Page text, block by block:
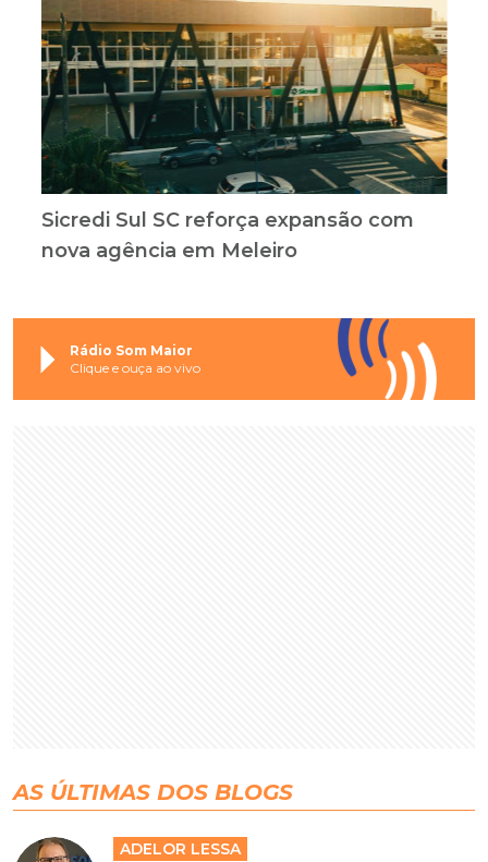
Sicredi Sul SC reforça expansão com
nova agência em Meleiro
Rádio Som Maior
Clique e ouça ao vivo
AS ÚLTIMAS DOS BLOGS
ADELOR LESSA